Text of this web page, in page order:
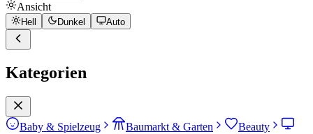
Ansicht
Hell Dunkel Auto
Kategorien
Baby & Spielzeug Baumarkt & Garten
Beauty